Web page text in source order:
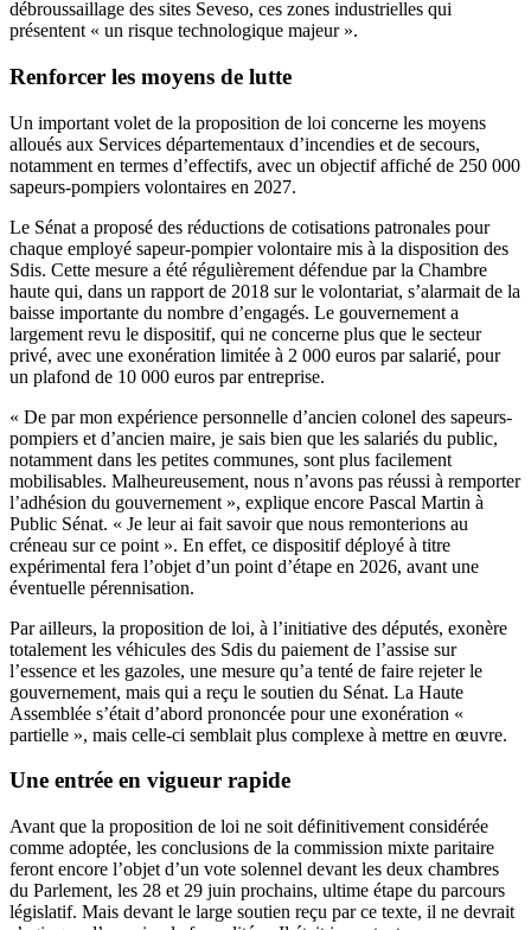
débroussaillage des sites Seveso, ces zones industrielles qui
présentent « un risque technologique majeur ».
Renforcer les moyens de lutte
Un important volet de la proposition de loi concerne les moyens
alloués aux Services départementaux d’incendies et de secours,
notamment en termes d’effectifs, avec un objectif affiché de 250 000
sapeurs-pompiers volontaires en 2027.
Le Sénat a proposé des réductions de cotisations patronales pour
chaque employé sapeur-pompier volontaire mis à la disposition des
Sdis. Cette mesure a été régulièrement défendue par la Chambre
haute qui, dans un rapport de 2018 sur le volontariat, s’alarmait de la
baisse importante du nombre d’engagés. Le gouvernement a
largement revu le dispositif, qui ne concerne plus que le secteur
privé, avec une exonération limitée à 2 000 euros par salarié, pour
un plafond de 10 000 euros par entreprise.
« De par mon expérience personnelle d’ancien colonel des sapeurs-
pompiers et d’ancien maire, je sais bien que les salariés du public,
notamment dans les petites communes, sont plus facilement
mobilisables. Malheureusement, nous n’avons pas réussi à remporter
l’adhésion du gouvernement », explique encore Pascal Martin à
Public Sénat. « Je leur ai fait savoir que nous remonterions au
créneau sur ce point ». En effet, ce dispositif déployé à titre
expérimental fera l’objet d’un point d’étape en 2026, avant une
éventuelle pérennisation.
Par ailleurs, la proposition de loi, à l’initiative des députés, exonère
totalement les véhicules des Sdis du paiement de l’assise sur
l’essence et les gazoles, une mesure qu’a tenté de faire rejeter le
gouvernement, mais qui a reçu le soutien du Sénat. La Haute
Assemblée s’était d’abord prononcée pour une exonération «
partielle », mais celle-ci semblait plus complexe à mettre en œuvre.
Une entrée en vigueur rapide
Avant que la proposition de loi ne soit définitivement considérée
comme adoptée, les conclusions de la commission mixte paritaire
feront encore l’objet d’un vote solennel devant les deux chambres
du Parlement, les 28 et 29 juin prochains, ultime étape du parcours
législatif. Mais devant le large soutien reçu par ce texte, il ne devrait